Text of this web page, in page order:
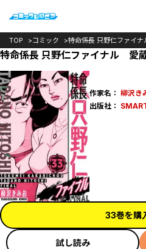
TOP コミック 特命係長 只野仁ファイ
特命係長 只野仁ファイナル
作家名： 柳沢き
出版社：
33巻を購
試し読み